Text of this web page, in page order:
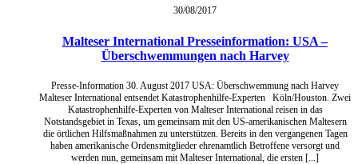
30/08/2017
Malteser International Presseinformation: USA –
Überschwemmungen nach Harvey
Presse-Information 30. August 2017 USA: Überschwemmung nach Harvey
Malteser International entsendet Katastrophenhilfe-Experten Köln/Houston. Zwei
Katastrophenhilfe-Experten von Malteser International reisen in das
Notstandsgebiet in Texas, um gemeinsam mit den US-amerikanischen Maltesern
die örtlichen Hilfsmaßnahmen zu unterstützen. Bereits in den vergangenen Tagen
haben amerikanische Ordensmitglieder ehrenamtlich Betroffene versorgt und
werden nun, gemeinsam mit Malteser International, die ersten [...]